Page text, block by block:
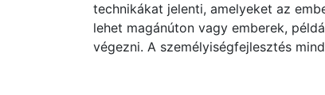
technikákat jelenti, amelyeket az
lehet magánúton vagy emberek,
végezni. A személyiségfejlesztés